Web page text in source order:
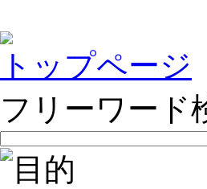
トップページ
フリーワード